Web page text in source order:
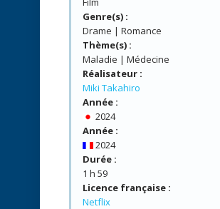
Genre(s) :
Drame | Romance
Thème(s) :
Maladie | Médecine
Réalisateur :
Miki Takahiro
Année :
2024
Année :
2024
Durée :
1 h 59
Licence française :
Netflix